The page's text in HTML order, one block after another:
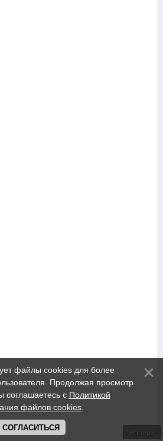
файлы cookies для более
Продолжая просмотр
соглашаетесь с Политикой
файлов cookies
СОГЛАСИТЬСЯ